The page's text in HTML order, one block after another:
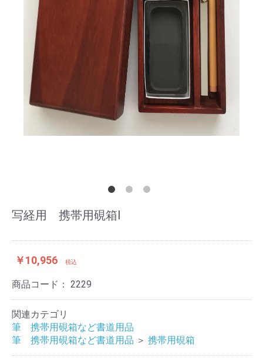
写経用 携帯用硯箱Ⅰ
￥10,956 税込
商品コード： 2229
関連カテゴリ
筆 携帯用硯箱など書道用品
筆 携帯用硯箱など書道用品 ＞ 携帯用硯箱